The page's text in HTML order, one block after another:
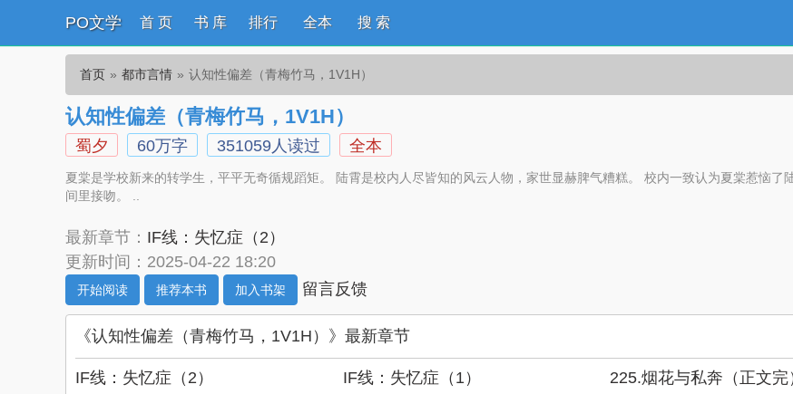
PO文学 首 页 书 库 排行 全本 搜 索
首页 都市言情 认知性偏差（青梅竹马，1V1H）
认知性偏差（青梅竹马，1V1H）
蜀夕 60万字 351059人读过 全本
夏棠是学校新来的转学生，平平无奇循规蹈矩。 陆霄是校内人尽皆知的风云人物，家世显赫脾气糟糕。 校内一致认为夏棠惹恼
间里接吻。 ..
最新章节： IF线：失忆症（2）
更新时间：2025-04-22 18:20
开始阅读 推荐本书 加入书架 留言反馈
《认知性偏差（青梅竹马，1V1H）》最新章节
IF线：失忆症（2） IF线：失忆症（1） 225.烟花与私奔（正文完